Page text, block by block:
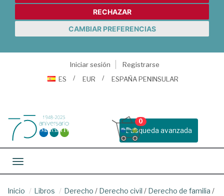
RECHAZAR
CAMBIAR PREFERENCIAS
Iniciar sesión
Registrarse
ES
EUR ESPAÑA PENINSULAR
Busqueda avanzada
0
Toggle navigation
Inicio Libros Derecho / Derecho civil / Derecho de familia /